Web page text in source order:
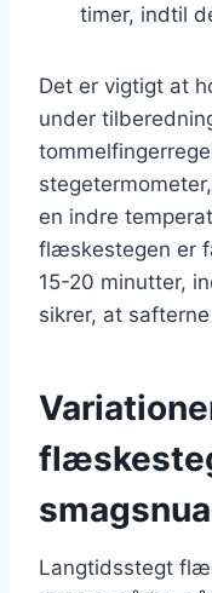
timer, indtil
Det er vigtigt at
under
en indre
flæskestegen er
15-20 minutter,
sikrer, at
Langtidsstegt